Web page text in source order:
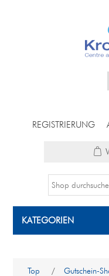
REGISTRIERUNG
KATEGORIEN
Top / Gutschein-